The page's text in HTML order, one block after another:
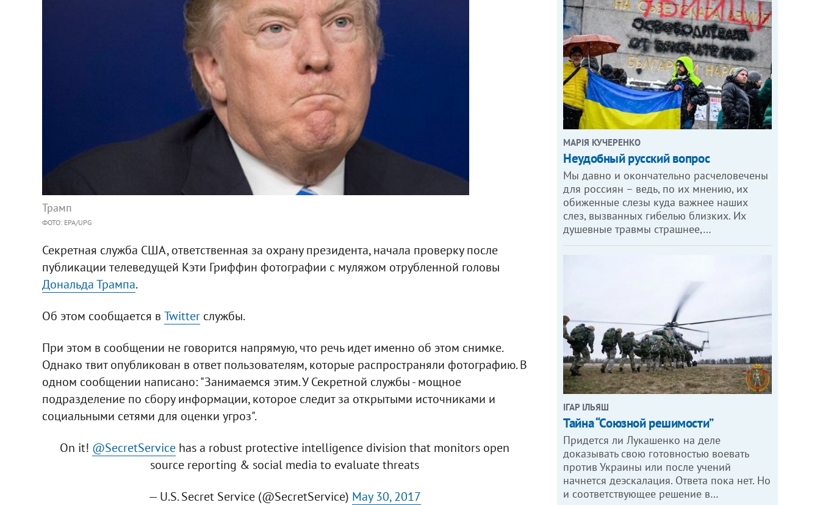
Трамп
ФОТО: EPA/UPG
Секретная служба США, ответственная за охрану президента, начала проверку после
публикации телеведущей Кэти Гриффин фотографии с муляжом отрубленной головы
Дональда Трампа.
Об этом сообщается в Twitterслужбы.
При этом в сообщении не говорится напрямую, что речь идет именно об этом снимке.
Однако твит опубликован в ответ пользователям, которые распространяли фотографию. В
одном сообщении написано: "Занимаемся этим. У Секретной службы - мощное
подразделение по сбору информации, которое следит за открытыми источниками и
социальными сетями для оценки угроз".
On it! @SecretService has a robust protective intelligence division that monitors open
source reporting & social media to evaluate threats
— U.S. Secret Service (@SecretService) May 30, 2017
МАРІЯ КУЧЕРЕНКО
​Неудобный русский вопрос
Мы давно и окончательно расчеловечены
для россиян – ведь, по их мнению, их
обиженные слезы куда важнее наших
слез, вызванных гибелью близких. Их
душевные травмы страшнее,…
ІГАР ІЛЬЯШ
Тайна “Союзной решимости”
Придется ли Лукашенко на деле
доказывать свою готовностью воевать
против Украины или после учений
начнется деэскалация. Ответа пока нет. Но
и соответствующее решение в…